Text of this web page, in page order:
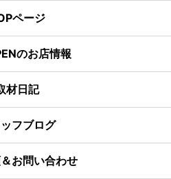
ページ
のお店情報
材日記
フブログ
お問い合わせ